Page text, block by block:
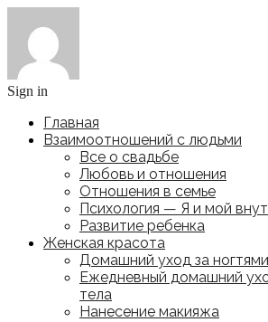
Sign in
Главная
Взаимоотношений с людьми
Все о свадьбе
Любовь и отношения
Отношения в семье
Психология — Я и мой
Развитие ребенка
Женская красота
Домашний уход за ногтями
Ежедневный домашний
тела
Нанесение макияжа